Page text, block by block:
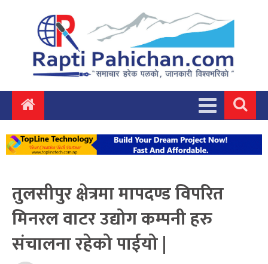
तुलसीपुर क्षेत्रमा मापदण्ड विपरित
मिनरल वाटर उद्योग कम्पनी हरु
संचालना रहेको पाईयो |